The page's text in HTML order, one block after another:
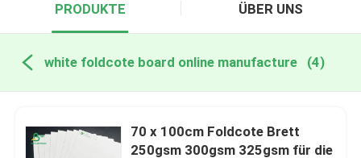
PRODUKTE ÜBER UNS
white foldcote board online manufacture (4)
70 x 100cm Foldcote Brett
250gsm 300gsm 325gsm für die